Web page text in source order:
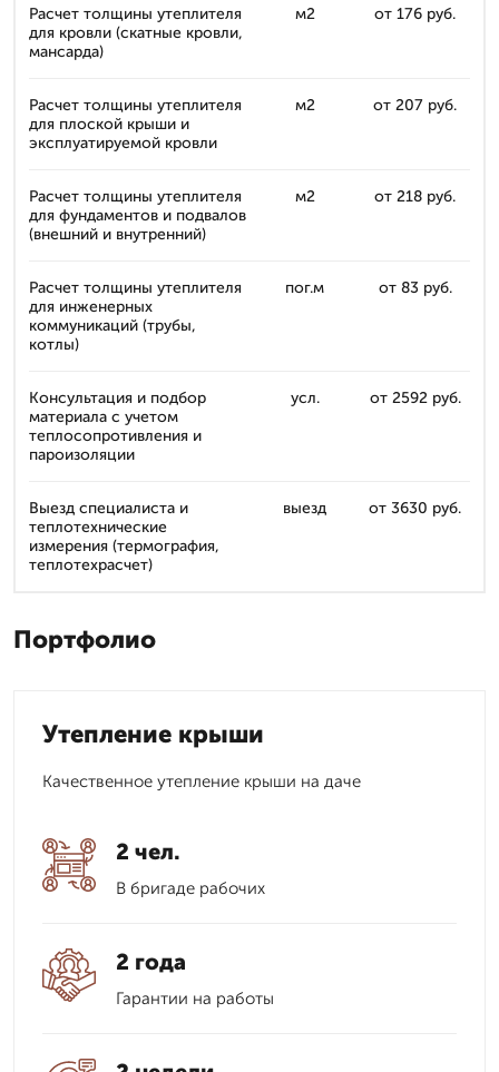
Расчет толщины утеплителя
для кровли (скатные кровли,
мансарда)
м2 от 176 руб.
Расчет толщины утеплителя
для плоской крыши и
эксплуатируемой кровли
м2 от 207 руб.
Расчет толщины утеплителя
для фундаментов и подвалов
(внешний и внутренний)
м2 от 218 руб.
Расчет толщины утеплителя
для инженерных
коммуникаций (трубы,
котлы)
пог.м от 83 руб.
Консультация и подбор
материала с учетом
теплосопротивления и
пароизоляции
усл. от 2592 руб.
Выезд специалиста и
теплотехнические
измерения (термография,
теплотехрасчет)
выезд от 3630 руб.
Портфолио
Утепление крыши
Качественное утепление крыши на даче
2 чел.
В бригаде рабочих
2 года
Гарантии на работы